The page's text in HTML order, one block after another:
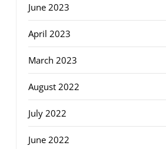
June 2023
April 2023
March 2023
August 2022
July 2022
June 2022